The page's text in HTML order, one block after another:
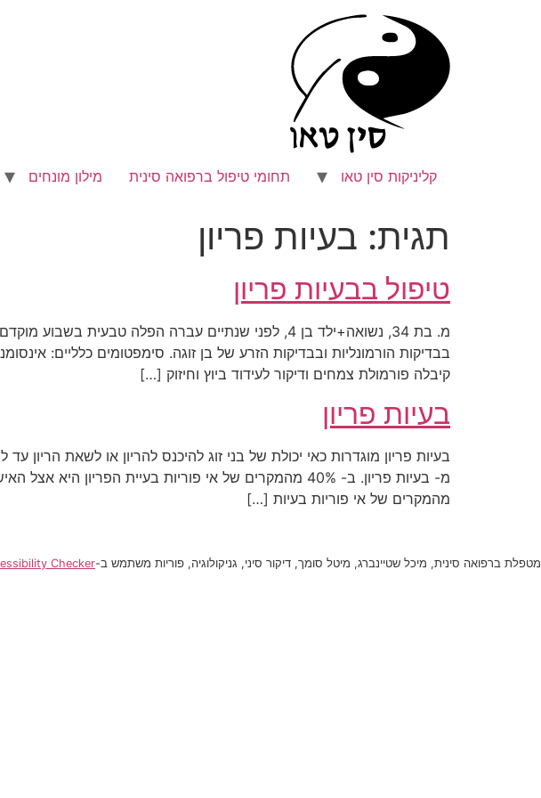
קליניקות סין טאו תחומי טיפול ברפואה סינית מילון מונחים
תגית: בעיות פריון
טיפול בבעיות פריון
מ. בת 34, נשואה+ילד בן 4, לפני שנתיים עברה הפלה
בבדיקות הורמונליות ובבדיקות הזרע של בן זוגה. סימפטומים כלליים:
קיבלה פורמולת צמחים ודיקור לעידוד ביוץ וחיזוק […]
בעיות פריון
מהמקרים של אי פוריות בעיות […]
מטפלת ברפואה סינית, מיכל שטיינברג, מיטל סומך, דיקור סיני, גניקולוגיה, פוריות משתמש ב-Checker